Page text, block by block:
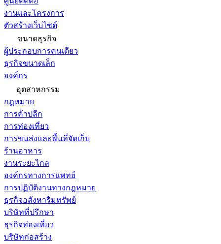
งานและโครงการ
ตัวสร้างเว็บไซต์
ขนาดธุรกิจ
ผู้ประกอบการคนเดียว
ธุรกิจขนาดเล็ก
องค์กร
อุตสาหกรรม
กฎหมาย
การค้าปลีก
การท่องเที่ยว
การขนส่งและพื้นที่จัดเก็บ
ร้านอาหาร
งานระยะไกล
องค์กรทางการแพทย์
การปฏิบัติงานทางกฎหมาย
ธุรกิจอสังหาริมทรัพย์
บริษัทที่ปรึกษา
ธุรกิจท่องเที่ยว
บริษัทก่อสร้าง